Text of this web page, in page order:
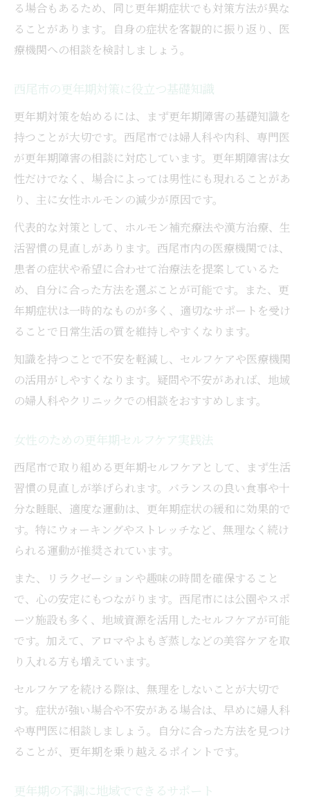
症状に合わせた更年期対策を地域で始める
更年期症状のタイプ別対策の基本
婦人科で相談する更年期の具体例
更年期障害と生活習慣の見直し方法
セルフケアと医療機関の組み合わせ方
暮らしに役立つ西尾市の更年期セルフケア情報
西尾市で取り入れたい更年期セルフケア術
更年期を健やかに過ごす生活習慣の工夫
西尾市婦人科と連携したケアのすすめ
更年期対策に役立つセルフケアグッズ紹介
西尾市の医療情報を活かした更年期対策
る場合もあるため、同じ更年期症状でも対策方法が異な
ることがあります。自身の症状を客観的に振り返り、医
療機関への相談を検討しましょう。
西尾市の更年期対策に役立つ基礎知識
更年期対策を始めるには、まず更年期障害の基礎知識を
持つことが大切です。西尾市では婦人科や内科、専門医
が更年期障害の相談に対応しています。更年期障害は女
性だけでなく、場合によっては男性にも現れることがあ
り、主に女性ホルモンの減少が原因です。
代表的な対策として、ホルモン補充療法や漢方治療、生
活習慣の見直しがあります。西尾市内の医療機関では、
患者の症状や希望に合わせて治療法を提案しているた
め、自分に合った方法を選ぶことが可能です。また、更
年期症状は一時的なものが多く、適切なサポートを受け
ることで日常生活の質を維持しやすくなります。
知識を持つことで不安を軽減し、セルフケアや医療機関
の活用がしやすくなります。疑問や不安があれば、地域
の婦人科やクリニックでの相談をおすすめします。
女性のための更年期セルフケア実践法
西尾市で取り組める更年期セルフケアとして、まず生活
習慣の見直しが挙げられます。バランスの良い食事や十
分な睡眠、適度な運動は、更年期症状の緩和に効果的で
す。特にウォーキングやストレッチなど、無理なく続け
られる運動が推奨されています。
また、リラクゼーションや趣味の時間を確保すること
で、心の安定にもつながります。西尾市には公園やスポ
ーツ施設も多く、地域資源を活用したセルフケアが可能
です。加えて、アロマやよもぎ蒸しなどの美容ケアを取
り入れる方も増えています。
セルフケアを続ける際は、無理をしないことが大切で
す。症状が強い場合や不安がある場合は、早めに婦人科
や専門医に相談しましょう。自分に合った方法を見つけ
ることが、更年期を乗り越えるポイントです。
更年期の不調に地域でできるサポート